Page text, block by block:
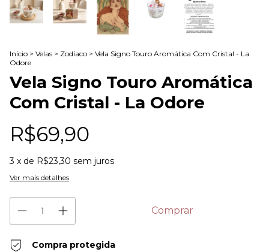
Início > Velas > Zodíaco > Vela Signo Touro Aromática Com Cristal - La
Odore
Vela Signo Touro Aromática
Com Cristal - La Odore
R$69,90
3 x de R$23,30 sem juros
Ver mais detalhes
Compra protegida